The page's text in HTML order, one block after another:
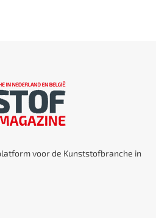
voor de Kunststofbranche in